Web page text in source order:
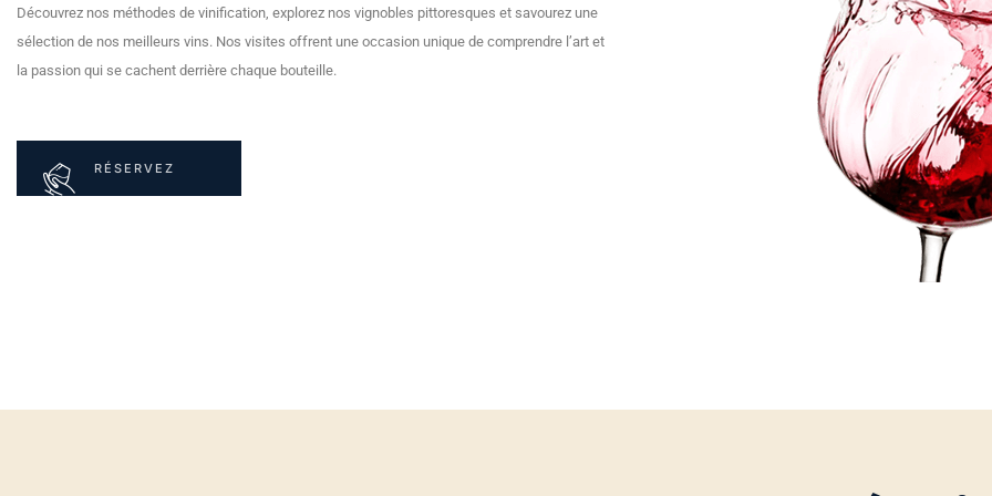
Découvrez nos méthodes de vinification, explorez nos vignobles pittoresques et savourez une
sélection de nos meilleurs vins. Nos visites offrent une occasion unique de comprendre l’art et
la passion qui se cachent derrière chaque bouteille.
RÉSERVEZ